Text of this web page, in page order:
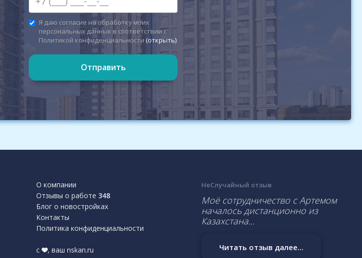
Я даю согласие на обработку моих
персональных данных в соответствии с
Политикой конфиденциальности (открыть)
Отправить
О компании
Отзывы о работе 348
Блог о новостройках
Контакты
Политика конфиденциальности
с , ваш nskan.ru
НеСлучайный отзыв
Моё сотрудничество с Артемом
началось дистанционно из
Казахстана...
Читать отзыв далее...